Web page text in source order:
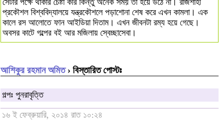
প্রকৌশল বিশ্ববিদ্যালয়ে যন্ত্রকৌশলে পড়াশোনা শেষ করে এখন কামলা। এক
কালে রস আলোতে ফান আইডিয়া দিতাম। এখন জীবনটা রম্য হয়ে গেছে।
অবসর কাটে গল্পের বই আর মজিলায় স্বেচ্ছাসেবা।
আশিকুর রহমান অমিত› বিস্তারিত পোস্টঃ
গল্পঃ পুনরাবৃত্তি‬
১৬ ই ফেব্রুয়ারি, ২০১৪ রাত ১০:২৪